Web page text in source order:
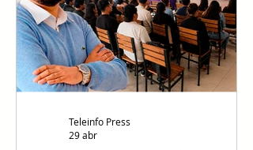
ancha en el país. Carlos Sanabria,
CEO de PIT Bolivia; Bertha Galvez,
Account Manager Chile & Bolivia en
Telxius; Edgar Del Carpio, Gerente
de Red e Ingeniería en AXS Bolivia
Teleinfo Press
29 abr